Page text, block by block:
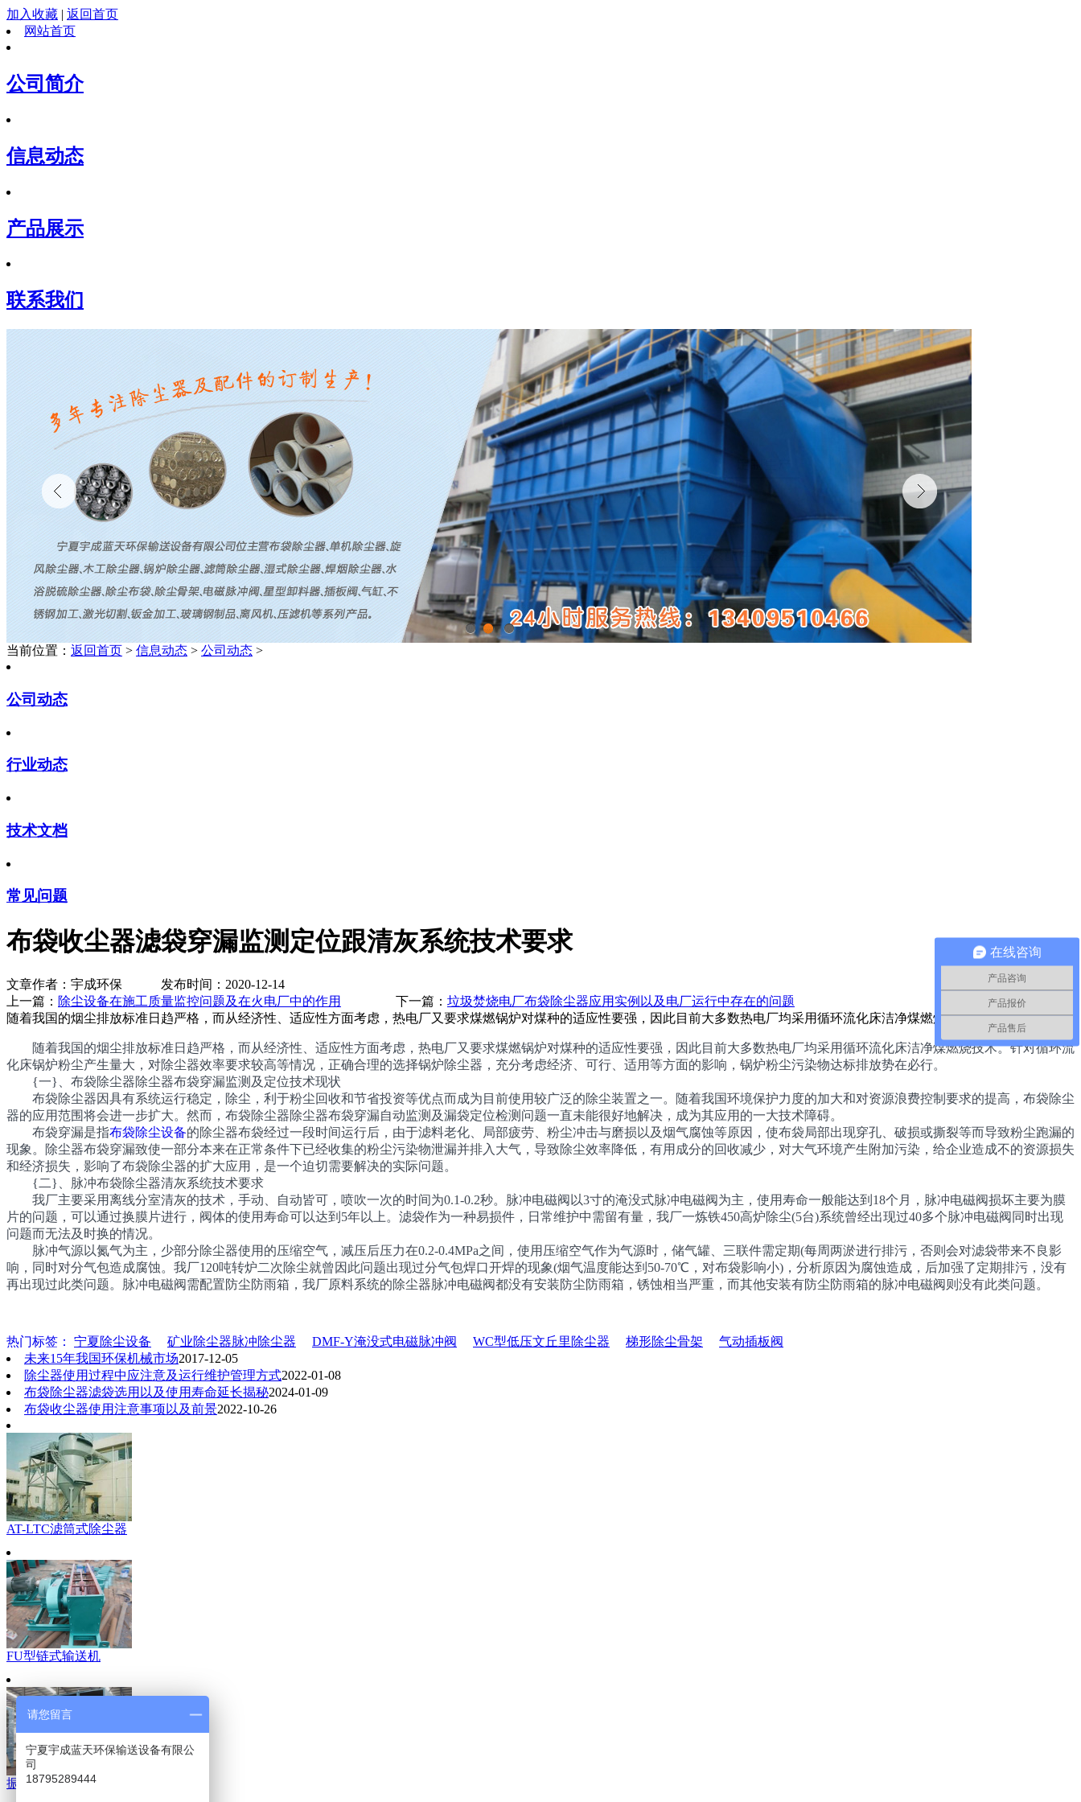
加入收藏 | 返回首页
网站首页
公司简介
信息动态
产品展示
联系我们
当前位置： 返回首页 > 信息动态 > 公司动态 >
公司动态
行业动态
技术文档
常见问题
布袋收尘器滤袋穿漏监测定位跟清灰系统技术要求
文章作者：宇成环保 发布时间：2020-12-14
上一篇： 除尘设备在施工质量监控问题及在火电厂中的作用 下一篇： 垃圾焚烧电厂布袋除尘器应用实例以及电厂运行中存在的问题
随着我国的烟尘排放标准日趋严格，而从经济性、适应性方面考虑，热电厂又要求煤燃锅炉对煤种的适应性要强，因此目前大多数热电厂均采用循环流化床洁净煤燃烧技术。针对循环流
随着我国的烟尘排放标准日趋严格，而从经济性、适应性方面考虑，热电厂又要求煤燃锅炉对煤种的适应性要强，因此目前大多数热电厂均采用循环流化床洁净煤燃烧技术。针对循环流
化床锅炉粉尘产生量大，对除尘器效率要求较高等情况，正确合理的选择锅炉除尘器，充分考虑经济、可行、适用等方面的影响，锅炉粉尘污染物达标排放势在必行。
{一}、布袋除尘器除尘器布袋穿漏监测及定位技术现状
布袋除尘器因具有系统运行稳定，除尘，利于粉尘回收和节省投资等优点而成为目前使用较广泛的除尘装置之一。随着我国环境保护力度的加大和对资源浪费控制要求的提高，布袋除尘
器的应用范围将会进一步扩大。然而，布袋除尘器除尘器布袋穿漏自动监测及漏袋定位检测问题一直未能很好地解决，成为其应用的一大技术障碍。
布袋穿漏是指布袋除尘设备的除尘器布袋经过一段时间运行后，由于滤料老化、局部疲劳、粉尘冲击与磨损以及烟气腐蚀等原因，使布袋局部出现穿孔、破损或撕裂等而导致粉尘跑漏的
现象。除尘器布袋穿漏致使一部分本来在正常条件下已经收集的粉尘污染物泄漏并排入大气，导致除尘效率降低，有用成分的回收减少，对大气环境产生附加污染，给企业造成不的资源损失
和经济损失，影响了布袋除尘器的扩大应用，是一个迫切需要解决的实际问题。
{二}、脉冲布袋除尘器清灰系统技术要求
我厂主要采用离线分室清灰的技术，手动、自动皆可，喷吹一次的时间为0.1-0.2秒。脉冲电磁阀以3寸的淹没式脉冲电磁阀为主，使用寿命一般能达到18个月，脉冲电磁阀损坏主要为膜
片的问题，可以通过换膜片进行，阀体的使用寿命可以达到5年以上。滤袋作为一种易损件，日常维护中需留有量，我厂一炼铁450高炉除尘(5台)系统曾经出现过40多个脉冲电磁阀同时出现
问题而无法及时换的情况。
脉冲气源以氮气为主，少部分除尘器使用的压缩空气，减压后压力在0.2-0.4MPa之间，使用压缩空气作为气源时，储气罐、三联件需定期(每周两淤进行排污，否则会对滤袋带来不良影
响，同时对分气包造成腐蚀。我厂120吨转炉二次除尘就曾因此问题出现过分气包焊口开焊的现象(烟气温度能达到50-70℃，对布袋影响小)，分析原因为腐蚀造成，后加强了定期排污，没有
再出现过此类问题。脉冲电磁阀需配置防尘防雨箱，我厂原料系统的除尘器脉冲电磁阀都没有安装防尘防雨箱，锈蚀相当严重，而其他安装有防尘防雨箱的脉冲电磁阀则没有此类问题。
热门标签： 宁夏除尘设备 矿业除尘器脉冲除尘器 DMF-Y淹没式电磁脉冲阀 WC型低压文丘里除尘器 梯形除尘骨架
气动插板阀
未来15年我国环保机械市场2017-12-05
除尘器使用过程中应注意及运行维护管理方式2022-01-08
布袋除尘器滤袋选用以及使用寿命延长揭秘2024-01-09
布袋收尘器使用注意事项以及前景2022-10-26
AT-LTC滤筒式除尘器
FU型链式输送机
振动式滤筒除尘器
在线咨询
产品咨询
产品报价
产品售后
请您留言
宁夏宇成蓝天环保输送设备有限公
司
18795289444